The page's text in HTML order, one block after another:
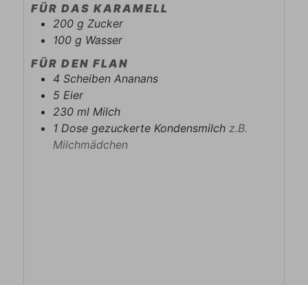
FÜR DAS KARAMELL
200 g Zucker
100 g Wasser
FÜR DEN FLAN
4 Scheiben Ananans
5 Eier
230 ml Milch
1 Dose gezuckerte Kondensmilch z.B.
Milchmädchen